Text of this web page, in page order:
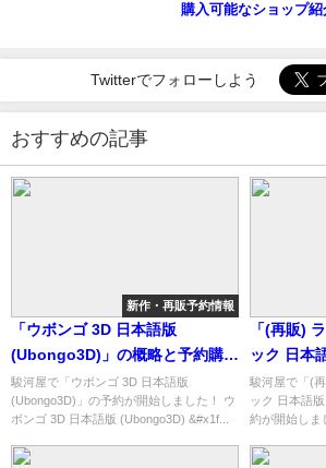
購入可能なショップ紹
Twitterでフォローしよう
おすすめの記事
新作・再販予約情報
「ウボンゴ 3D 日本語版
(Ubongo3D)」の概略と予約購入
可能なショップ紹介！
駿河屋で「ウボンゴ 3D 日本語版
(Ubongo3D)」の予約が開始しました！ ウ
ボンゴ 3D 日本語版 (Ubongo3D) &#x1f...
「(再販)
ック 日本
Classic)」
なショッ
駿河屋で「(
ック 日本語
約が開始しま